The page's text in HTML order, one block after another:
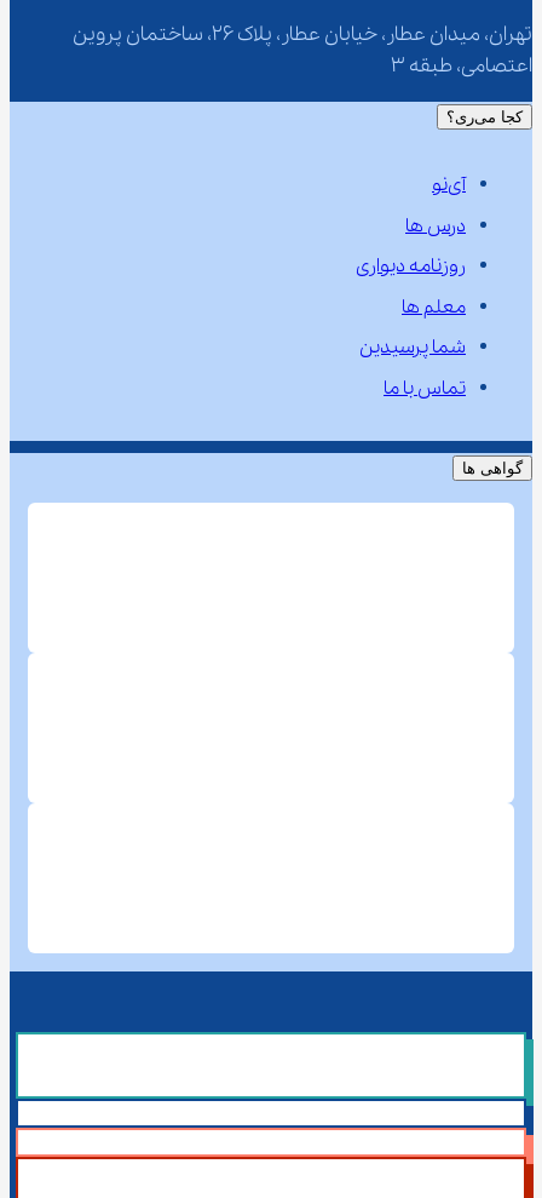
تهران، میدان عطار، خیابان عطار، پلاک 26، ساختمان پروین
اعتصامی، طبقه 3
کجا می‌ری؟
آی‌نو
درس ها
روزنامه دیواری
معلم ها
شما پرسیدین
تماس با ما
گواهی ها